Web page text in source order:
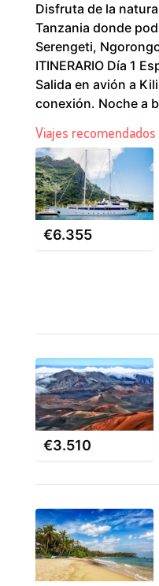
Disfruta de la
Tanzania donde
Serengeti,
ITINERARIO Día 1
Salida en avión a
conexión. Noche a
Viajes recomendados
€6.355
€3.510